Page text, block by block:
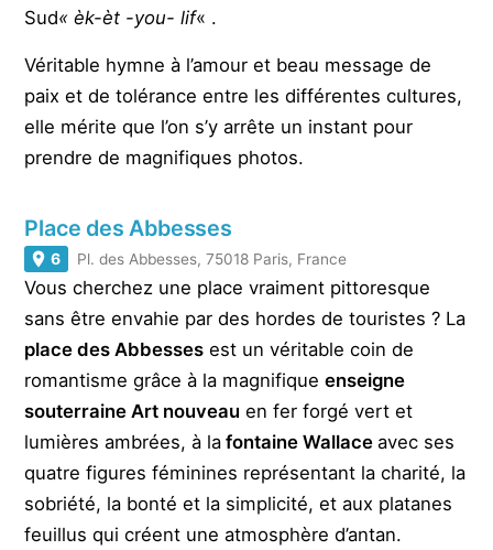
Sud« èk-èt -you- lif« .
Véritable hymne à l’amour et beau message de
paix et de tolérance entre les différentes cultures,
elle mérite que l’on s’y arrête un instant pour
prendre de magnifiques photos.
Place des Abbesses
6 Pl. des Abbesses, 75018 Paris, France
Vous cherchez une place vraiment pittoresque
sans être envahie par des hordes de touristes ? La
place des Abbesses est un véritable coin de
romantisme grâce à la magnifiqueenseigne
souterraine Art nouveau en fer forgé vert et
lumières ambrées, à la fontaine Wallaceavec ses
quatre figures féminines représentant la charité, la
sobriété, la bonté et la simplicité, et aux platanes
feuillus qui créent une atmosphère d’antan.